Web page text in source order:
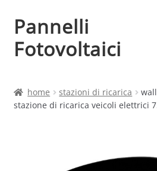
Vai
alla
navigazione
Vai
al
contenuto
Pannelli
Fotovoltaici
Cart
home stazioni di ricarica
stazione di ricarica veicoli elettrici